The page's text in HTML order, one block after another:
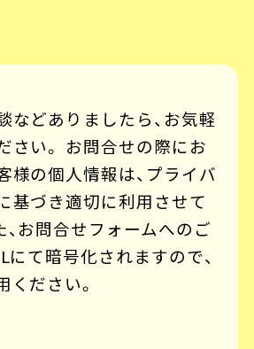
などありましたら、お気軽
さい。 お問合せの際にお
様の個人情報は、プライバ
基づき適切に利用させて
、お問合せフォームへのご
にて暗号化されますので、
ださい。